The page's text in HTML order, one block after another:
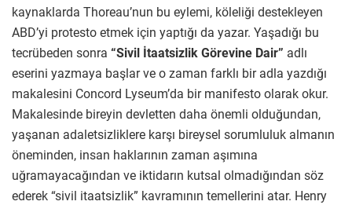
kaynaklarda Thoreau’nun bu eylemi, köleliği destekleyen
ABD’yi protesto etmek için yaptığı da yazar. Yaşadığı bu
tecrübeden sonra “Sivil İtaatsizlik Görevine Dair” adlı
eserini yazmaya başlar ve o zaman farklı bir adla yazdığı
makalesini Concord Lyseum’da bir manifesto olarak okur.
Makalesinde bireyin devletten daha önemli olduğundan,
yaşanan adaletsizliklere karşı bireysel sorumluluk almanın
öneminden, insan haklarının zaman aşımına
uğramayacağından ve iktidarın kutsal olmadığından söz
ederek “sivil itaatsizlik” kavramının temellerini atar. Henry